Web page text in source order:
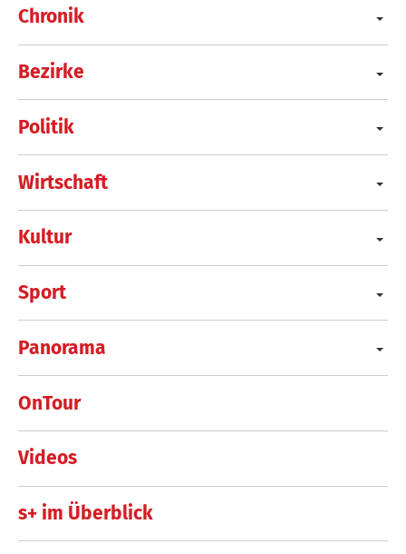
Chronik
Bezirke
Politik
Wirtschaft
Kultur
Sport
Panorama
OnTour
Videos
s+ im Überblick